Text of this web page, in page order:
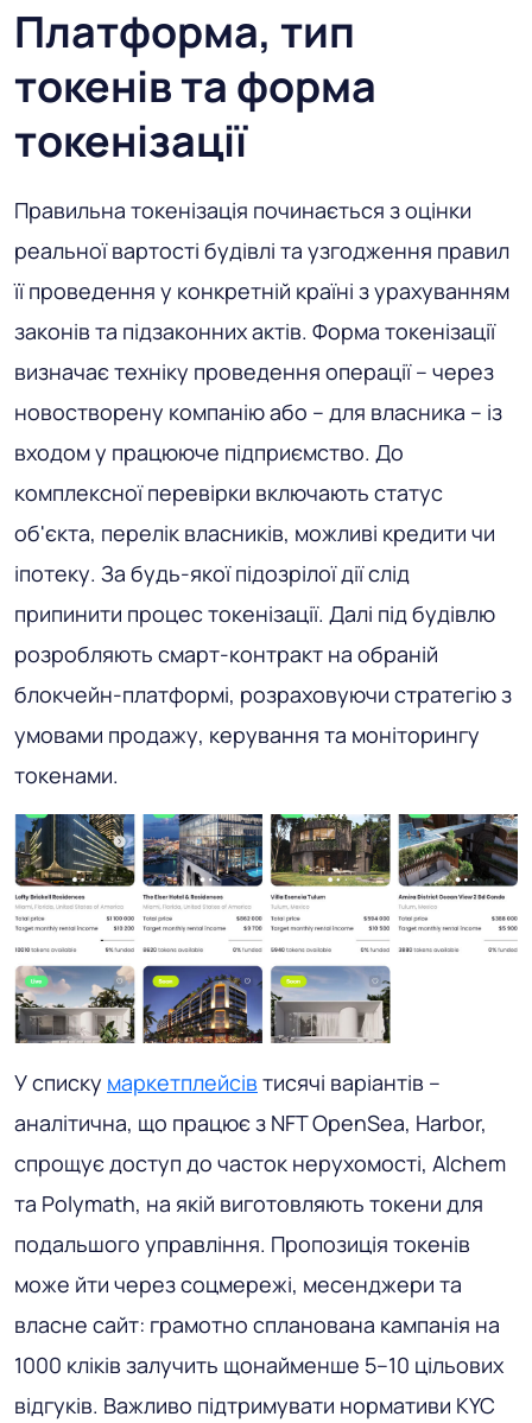
Платформа, тип
токенів та форма
токенізації
Правильна токенізація починається з оцінки
реальної вартості будівлі та узгодження правил
її проведення у конкретній країні з урахуванням
законів та підзаконних актів. Форма токенізації
визначає техніку проведення операції – через
новостворену компанію або – для власника – із
входом у працююче підприємство. До
комплексної перевірки включають статус
об'єкта, перелік власників, можливі кредити чи
іпотеку. За будь-якої підозрілої дії слід
припинити процес токенізації. Далі під будівлю
розробляють смарт-контракт на обраній
блокчейн-платформі, розраховуючи стратегію з
умовами продажу, керування та моніторингу
токенами.
У списку маркетплейсів тисячі варіантів –
аналітична, що працює з NFT OpenSea, Harbor,
спрощує доступ до часток нерухомості, Alchem ​​
та Polymath, на якій виготовляють токени для
подальшого управління. Пропозиція токенів
може йти через соцмережі, месенджери та
власне сайт: грамотно спланована кампанія на
1000 кліків залучить щонайменше 5–10 цільових
відгуків. Важливо підтримувати нормативи KYC